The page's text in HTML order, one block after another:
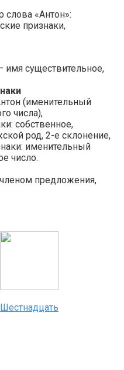
слова «Антон»:
признаки,
имя существительное,
(именительный
числа),
собственное,
род, 2-е склонение,
именительный
число.
предложения,
Шестнадцать